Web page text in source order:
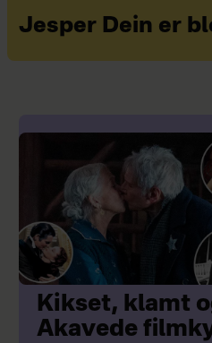
Jesper Dein er
Kikset, klamt
Akavede